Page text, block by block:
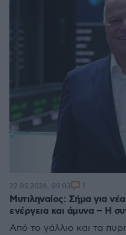
Μυτιληναίος: Σήμα για
ενέργεια και άμυνα – H
Από το γάλλιο και τα
22.05.2026, 09:03 1